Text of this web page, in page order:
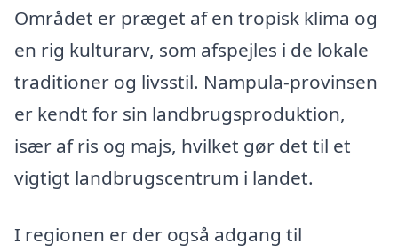
Området er præget af en tropisk klima og
en rig kulturarv, som afspejles i de lokale
traditioner og livsstil. Nampula-provinsen
er kendt for sin landbrugsproduktion,
især af ris og majs, hvilket gør det til et
vigtigt landbrugscentrum i landet.
I regionen er der også adgang til